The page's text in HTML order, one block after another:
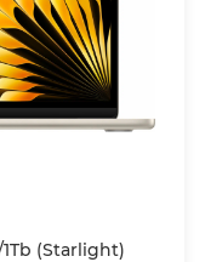
(Starlight)